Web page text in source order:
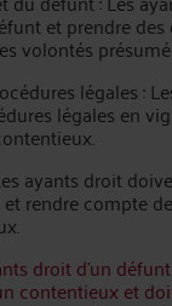
et prendre
volontés
légales :
légales en
ayants droit
rendre compte
droit d'un
contentieux et